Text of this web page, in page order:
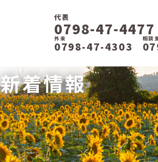
代表
0798-47-4477
外来
0798-47-4303
相談
新着情報